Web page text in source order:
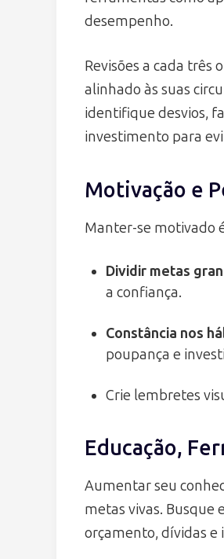
desempenho.
Revisões a cada três
alinhado às suas
identifique desvios,
investimento para
Motivação e
Manter-se motivado
Dividir metas
a confiança.
Constância nos
poupança e
Crie lembretes
Educação,
Aumentar seu
metas vivas. Busque
orçamento, dívidas e